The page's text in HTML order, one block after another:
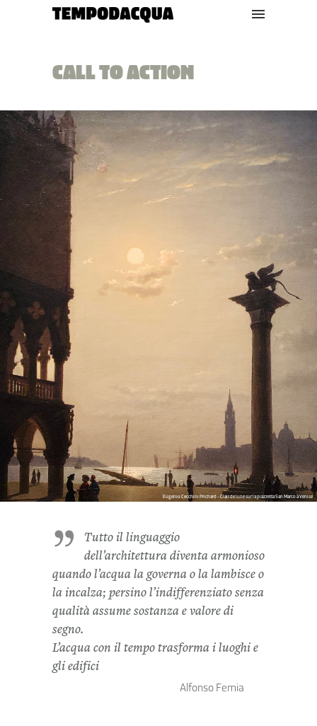
CALL TO ACTION
Eugenio Cecchini Prichard - Clair de lune sur la piazzetta San Marco à Venise
Tutto il linguaggio
dell’architettura diventa armonioso
quando l’acqua la governa o la lambisce o
la incalza; persino l’indifferenziato senza
qualità assume sostanza e valore di
segno.
L’acqua con il tempo trasforma i luoghi e
gli edifici
Alfonso Femia